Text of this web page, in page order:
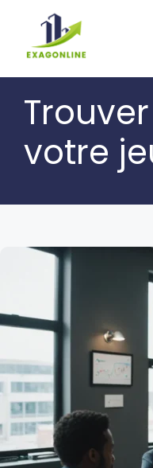
content
votre